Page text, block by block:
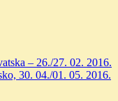
– 26./27. 02. 2016.
30. 04./01. 05. 2016.